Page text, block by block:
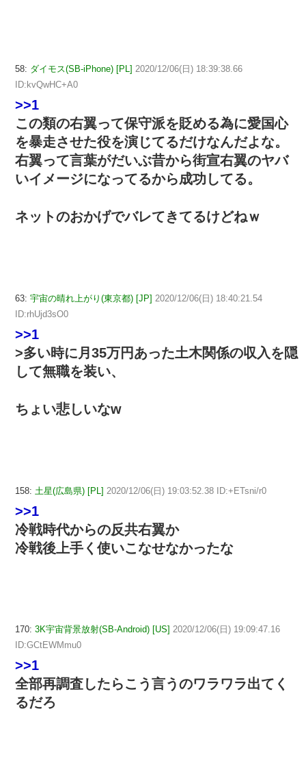
58: ダイモス(SB-iPhone) [PL] 2020/12/06(日) 18:39:38.66
ID:kvQwHC+A0
>>1
この類の右翼って保守派を貶める為に愛国心
を暴走させた役を演じてるだけなんだよな。
右翼って言葉がだいぶ昔から街宣右翼のヤバ
いイメージになってるから成功してる。
ネットのおかげでバレてきてるけどねｗ
63: 宇宙の晴れ上がり(東京都) [JP] 2020/12/06(日) 18:40:21.54
ID:rhUjd3sO0
>>1
>多い時に月35万円あった土木関係の収入を隠
して無職を装い、
ちょい悲しいなw
158: 土星(広島県) [PL] 2020/12/06(日) 19:03:52.38 ID:+ETsni/r0
>>1
冷戦時代からの反共右翼か
冷戦後上手く使いこなせなかったな
170: 3K宇宙背景放射(SB-Android) [US] 2020/12/06(日) 19:09:47.16
ID:GCtEWMmu0
>>1
全部再調査したらこう言うのワラワラ出てく
るだろ